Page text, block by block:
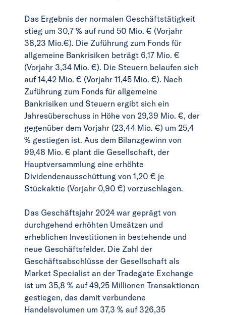
Das Ergebnis der normalen Geschäftstätigkeit
stieg um 30,7 % auf rund 50 Mio. € (Vorjahr
38,23 Mio.€). Die Zuführung zum Fonds für
allgemeine Bankrisiken beträgt 6,17 Mio. €
(Vorjahr 3,34 Mio. €). Die Steuern belaufen sich
auf 14,42 Mio. € (Vorjahr 11,45 Mio. €). Nach
Zuführung zum Fonds für allgemeine
Bankrisiken und Steuern ergibt sich ein
Jahresüberschuss in Höhe von 29,39 Mio. €, der
gegenüber dem Vorjahr (23,44 Mio. €) um 25,4
% gestiegen ist. Aus dem Bilanzgewinn von
99,48 Mio. € plant die Gesellschaft, der
Hauptversammlung eine erhöhte
Dividendenausschüttung von 1,20 € je
Stückaktie (Vorjahr 0,90 €) vorzuschlagen.
Das Geschäftsjahr 2024 war geprägt von
durchgehend erhöhten Umsätzen und
erheblichen Investitionen in bestehende und
neue Geschäftsfelder. Die Zahl der
Geschäftsabschlüsse der Gesellschaft als
Market Specialist an der Tradegate Exchange
ist um 35,8 % auf 49,25 Millionen Transaktionen
gestiegen, das damit verbundene
Handelsvolumen um 37,3 % auf 326,35